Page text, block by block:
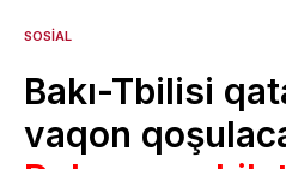
SOSIAL
Bakı-Tbilisi
vaqon